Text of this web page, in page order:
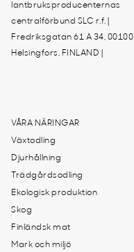
lantbruksproducenternas
centralförbund SLC r.f. |
Fredriksgatan 61 A 34, 00100
Helsingfors, FINLAND |
VÅRA NÄRINGAR
Växtodling
Djurhållning
Trädgårdsodling
Ekologisk produktion
Skog
Finländsk mat
Mark och miljö